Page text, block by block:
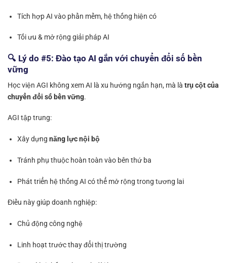
Tích hợp AI vào phần mềm, hệ thống hiện có
Tối ưu & mở rộng giải pháp AI
🔍 Lý do #5: Đào tạo AI gắn với chuyển đổi số bền
vững
Học viện AGI không xem AI là xu hướng ngắn hạn, mà là trụ cột của
chuyển đổi số bền vững.
AGI tập trung:
Xây dựng năng lực nội bộ
Tránh phụ thuộc hoàn toàn vào bên thứ ba
Phát triển hệ thống AI có thể mở rộng trong tương lai
Điều này giúp doanh nghiệp:
Chủ động công nghệ
Linh hoạt trước thay đổi thị trường